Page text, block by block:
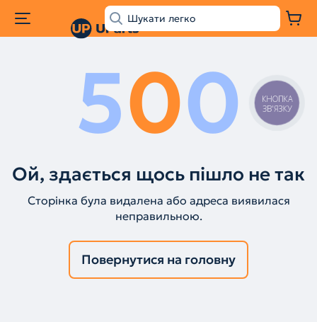
500
Ой, здається щось пішло не так
Сторінка була видалена або адреса виявилася
неправильною.
Повернутися на головну
КНОПКА
ЗВ'ЯЗКУ